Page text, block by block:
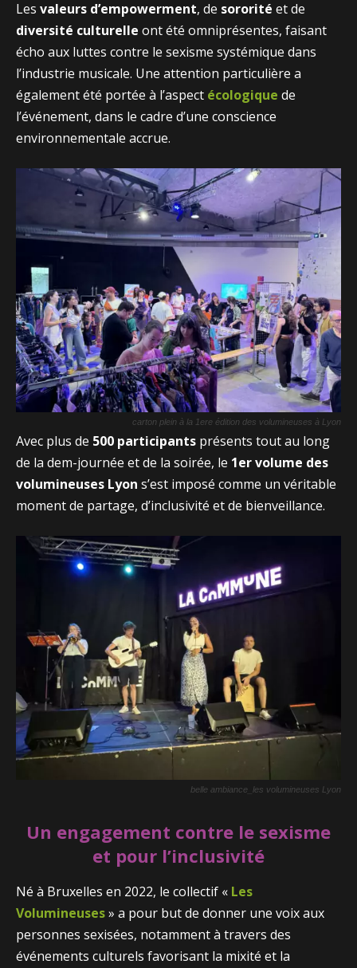
Les valeurs d’empowerment, de sororité et de
diversité culturelle ont été omniprésentes, faisant
écho aux luttes contre le sexisme systémique dans
l’industrie musicale. Une attention particulière a
également été portée à l’aspect écologique de
l’événement, dans le cadre d’une conscience
environnementale accrue.
carton plein à la 1ere édition des volumineuses à Lyon
Avec plus de 500 participants présents tout au long
de la dem-journée et de la soirée, le 1er volume des
volumineuses Lyon s’est imposé comme un véritable
moment de partage, d’inclusivité et de bienveillance.
belle ambiance_les volumineuses Lyon
Un engagement contre le sexisme
et pour l’inclusivité
Né à Bruxelles en 2022, le collectif « Les
Volumineuses» a pour but de donner une voix aux
personnes sexisées, notamment à travers des
événements culturels favorisant la mixité et la